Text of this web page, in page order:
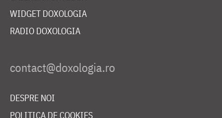
WIDGET DOXOLOGIA
RADIO DOXOLOGIA
DESPRE NOI
POLITICA DE COOKIES